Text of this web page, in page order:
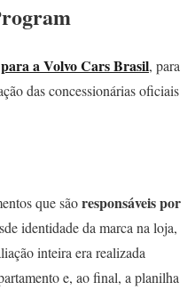
a Volvo Cars Brasil, para
das concessionárias oficiais
que sãoresponsáveis por
identidade da marca na loja,
inteira era realizada
e, ao final, a planilha